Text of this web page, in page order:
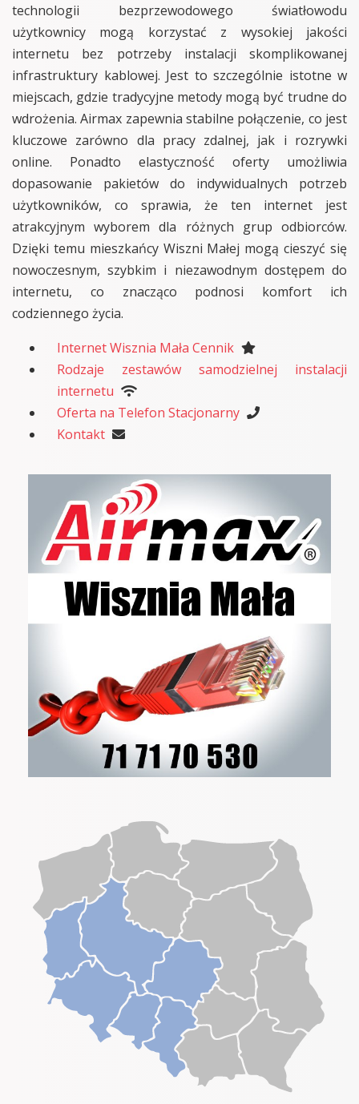
technologii bezprzewodowego światłowodu
użytkownicy mogą korzystać z wysokiej jakości
internetu bez potrzeby instalacji skomplikowanej
infrastruktury kablowej. Jest to szczególnie istotne w
miejscach, gdzie tradycyjne metody mogą być trudne do
wdrożenia. Airmax zapewnia stabilne połączenie, co jest
kluczowe zarówno dla pracy zdalnej, jak i rozrywki
online. Ponadto elastyczność oferty umożliwia
dopasowanie pakietów do indywidualnych potrzeb
użytkowników, co sprawia, że ten internet jest
atrakcyjnym wyborem dla różnych grup odbiorców.
Dzięki temu mieszkańcy Wiszni Małej mogą cieszyć się
nowoczesnym, szybkim i niezawodnym dostępem do
internetu, co znacząco podnosi komfort ich
codziennego życia.
Internet Wisznia Mała Cennik
Rodzaje zestawów samodzielnej instalacji
internetu
Oferta na Telefon Stacjonarny
Kontakt